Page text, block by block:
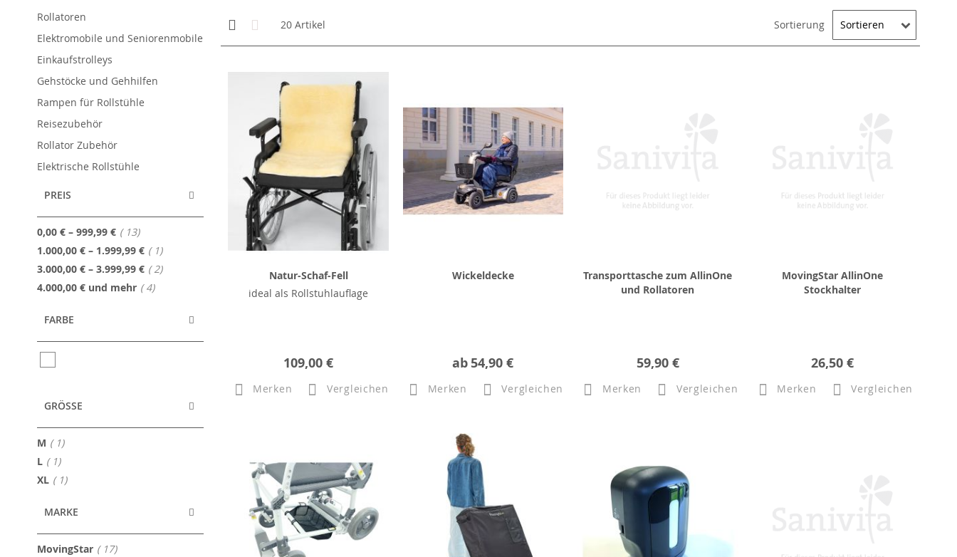
Anzeigen
als
Kachelansicht
20 Artikel Sortierung
Natur-Schaf-Fell
ideal als Rollstuhlauflage
109,00 €
Merken Vergleichen
Wickeldecke
ab 54,90 €
Merken Vergleichen
Transporttasche zum AllinOne
und Rollatoren
59,90 €
Merken Vergleichen
MovingStar AllinOne
Stockhalter
26,50 €
Merken Vergleichen
Rollatoren
Elektromobile und Seniorenmobile
Einkaufstrolleys
Gehstöcke und Gehhilfen
Rampen für Rollstühle
Reisezubehör
Rollator Zubehör
Elektrische Rollstühle
PREIS
0,00 € – 999,99 € 13Artikel
1.000,00 € – 1.999,99 € 1Artikel
3.000,00 € – 3.999,99 € 2Artikel
4.000,00 € und mehr 4Artikel
FARBE
GRÖSSE
M 1Artikel
L 1Artikel
XL 1Artikel
MARKE
MovingStar 17Artikel